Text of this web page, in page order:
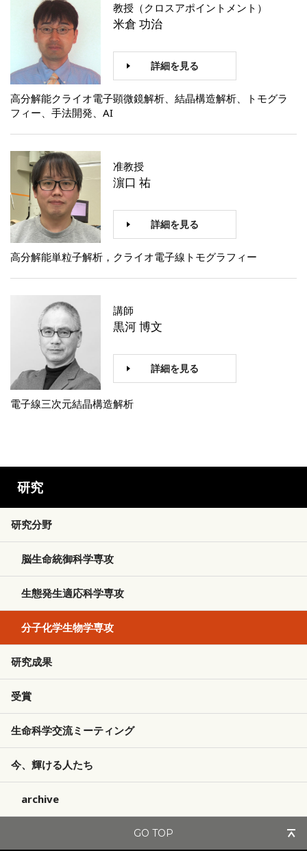
教授（クロスアポイントメント）
米倉 功治
詳細を見る
高分解能クライオ電子顕微鏡解析、結晶構造解析、トモグラ
フィー、手法開発、AI
准教授
濵口 祐
詳細を見る
高分解能単粒子解析，クライオ電子線トモグラフィー
講師
黒河 博文
詳細を見る
電子線三次元結晶構造解析
研究
研究分野
脳生命統御科学専攻
生態発生適応科学専攻
分子化学生物学専攻
研究成果
受賞
生命科学交流ミーティング
今、輝ける人たち
archive
GO TOP